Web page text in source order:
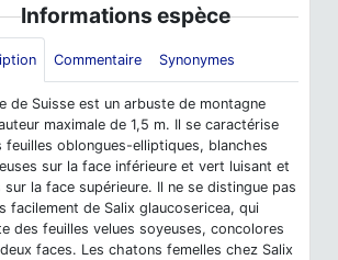
Informations espèce
Commentaire Synonymes
de Suisse est un arbuste de montagne
maximale de 1,5 m. Il se caractérise
feuilles oblongues-elliptiques, blanches
sur la face inférieure et vert luisant et
sur la face supérieure. Il ne se distingue pas
facilement de Salix glaucosericea, qui
des feuilles velues soyeuses, concolores
faces. Les chatons femelles chez Salix